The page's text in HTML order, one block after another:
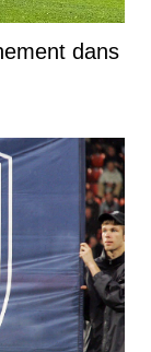
dans